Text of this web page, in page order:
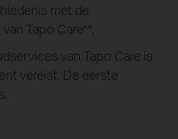
met de
Tapo Care**.
van Tapo Care is
vereist. De eerste